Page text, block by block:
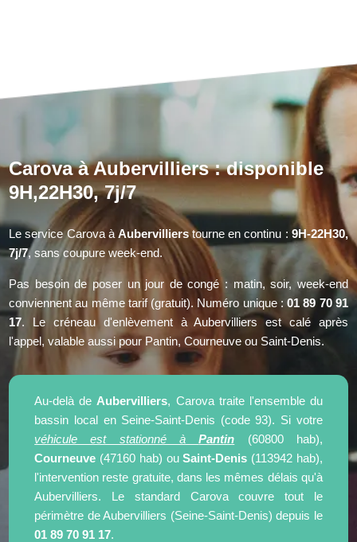
Carova à Aubervilliers : disponible
9H,22H30, 7j/7
Le service Carova à Aubervillierstourne en continu : 9H-22H30,
7j/7, sans coupure week-end.
Pas besoin de poser un jour de congé : matin, soir, week-end
conviennent au même tarif (gratuit). Numéro unique :01 89 70 91
17. Le créneau d'enlèvement à Aubervilliers est calé après
l'appel, valable aussi pour Pantin, Courneuve ou Saint-Denis.
Au-delà de Aubervilliers, Carova traite l'ensemble du
bassin local en Seine-Saint-Denis (code 93). Si votre
véhicule est stationné àPantin (60800 hab),
Courneuve (47160 hab) ouSaint-Denis (113942 hab),
l'intervention reste gratuite, dans les mêmes délais qu'à
Aubervilliers. Le standard Carova couvre tout le
périmètre de Aubervilliers (Seine-Saint-Denis) depuis le
01 89 70 91 17.